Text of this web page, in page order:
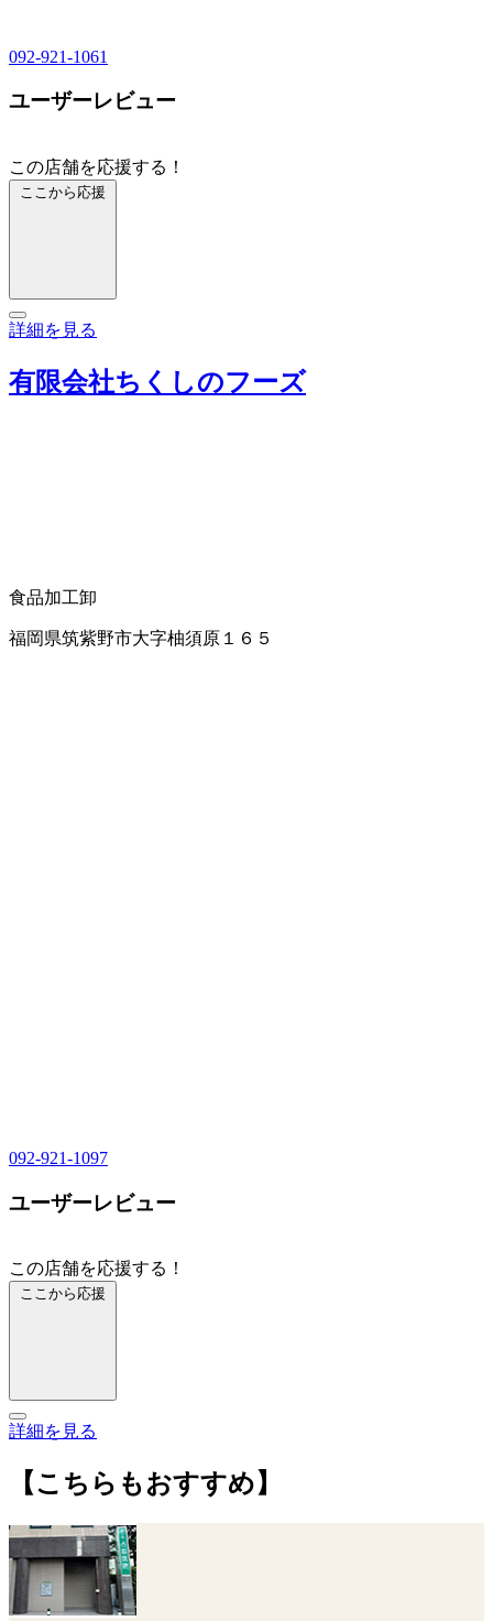
092-921-1061
ユーザーレビュー
この店舗を応援する！
ここから応援
詳細を見る
有限会社ちくしのフーズ
食品加工卸
福岡県筑紫野市大字柚須原１６５
092-921-1097
ユーザーレビュー
この店舗を応援する！
ここから応援
詳細を見る
【こちらもおすすめ】